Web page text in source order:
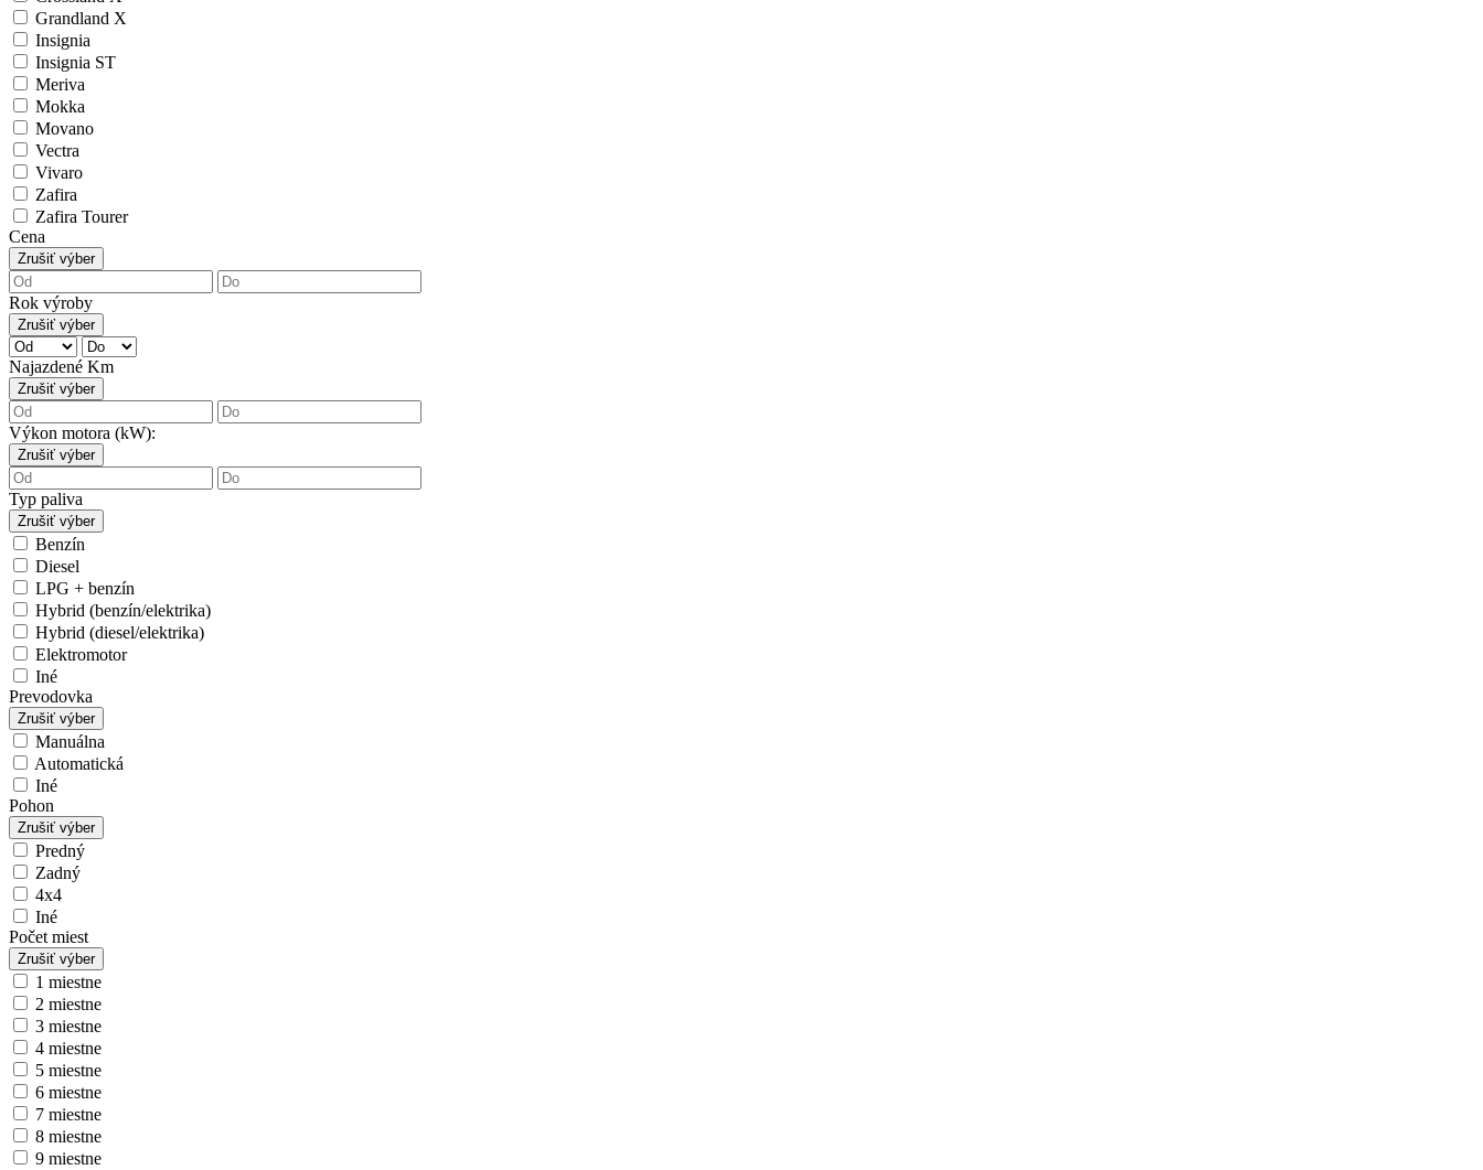
Grandland X
Insignia
Insignia ST
Meriva
Mokka
Movano
Vectra
Vivaro
Zafira
Zafira Tourer
Cena
Zrušiť výber
Rok výroby
Zrušiť výber
Najazdené Km
Zrušiť výber
Výkon motora (kW):
Zrušiť výber
Typ paliva
Zrušiť výber
Benzín
Diesel
LPG + benzín
Hybrid (benzín/elektrika)
Hybrid (diesel/elektrika)
Elektromotor
Iné
Prevodovka
Zrušiť výber
Manuálna
Automatická
Iné
Pohon
Zrušiť výber
Predný
Zadný
4x4
Iné
Počet miest
Zrušiť výber
1 miestne
2 miestne
3 miestne
4 miestne
5 miestne
6 miestne
7 miestne
8 miestne
9 miestne